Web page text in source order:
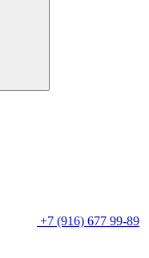
+7 (916) 677 99-89